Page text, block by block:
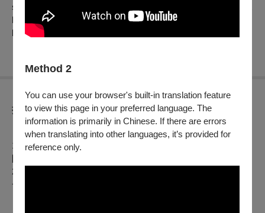
Method 2
You can use your browser's built-in translation feature
to view this page in your preferred language. The
information is primarily in Chinese. If there are errors
when translating into other languages, it’s provided for
reference only.
sound waves to interpret phenomena like the "black hole event
horizon," delivering an immersive, multi-sensory experience
best enjoyed with surround sound.
折扣方案
【文化幣使用及相關活動說明】
1. 凡持文化幣APP購買本中心電影票券，可享會員優惠價（僅
限於 OPENTIX 網站與 App 線上折抵，實體交易不適用）。
2. 憑文化幣購買「文化幣青年特選場票券」，可享兩人同行，
一人免費優惠（無法與其他優惠合併使用）。